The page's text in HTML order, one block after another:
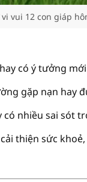
vi vui 12 con giáp
có ý tưởng
gặp nạn hay
có nhiều sai sót
thiện sức